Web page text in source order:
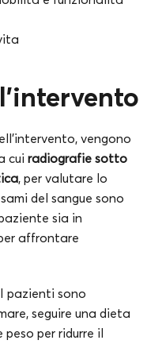
vengono
cui radiografie sotto
, per valutare lo
del sangue sono
sia in
affrontare
I pazienti sono
seguire una dieta
peso per ridurre il